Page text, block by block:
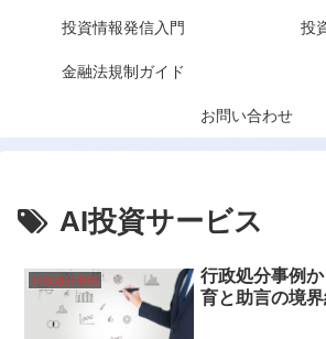
投資情報発信入門 投
金融法規制ガイド
お問い合わせ
AI投資サービス
行政処分事例
行政処分事例
育と助言の境